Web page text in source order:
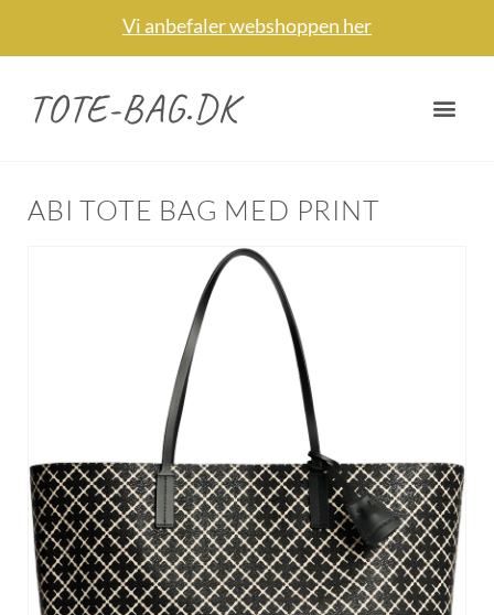
Vi anbefaler webshoppen her
TOTE-BAG.DK
ABI TOTE BAG MED PRINT